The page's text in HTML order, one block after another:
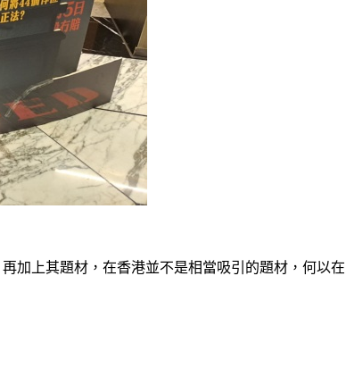
加上其題材，在香港並不是相當吸引的題材，何以